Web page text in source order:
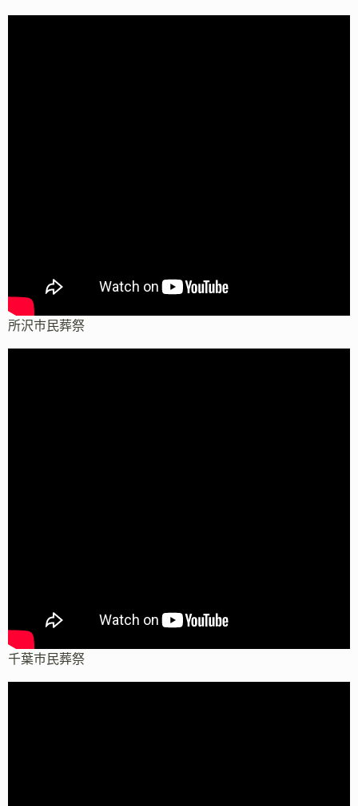
所沢市民葬祭
千葉市民葬祭